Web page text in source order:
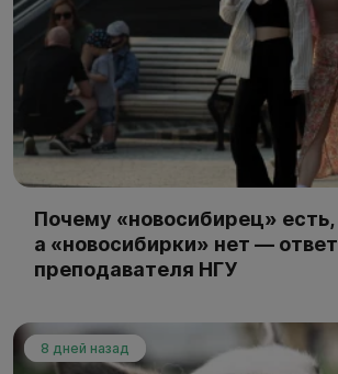
Почему «новосибирец» есть,
а «новосибирки» нет — ответ
преподавателя НГУ
8 дней назад